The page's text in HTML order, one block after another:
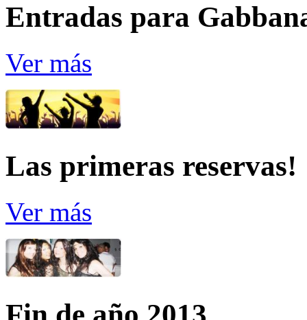
Entradas para
Ver más
Las primeras reservas!
Ver más